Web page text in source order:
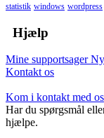
statistik windows wordpress
Hjælp
Mine supportsager
Kontakt os
Kom i kontakt med os
Har du spørgsmål
hjælpe.